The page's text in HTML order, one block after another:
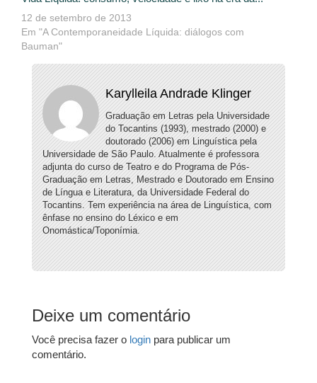
12 de setembro de 2013
Em "A Contemporaneidade Líquida: diálogos com
Bauman"
Karylleila Andrade Klinger
Graduação em Letras pela Universidade
do Tocantins (1993), mestrado (2000) e
doutorado (2006) em Linguística pela
Universidade de São Paulo. Atualmente é professora
adjunta do curso de Teatro e do Programa de Pós-
Graduação em Letras, Mestrado e Doutorado em Ensino
de Língua e Literatura, da Universidade Federal do
Tocantins. Tem experiência na área de Linguística, com
ênfase no ensino do Léxico e em
Onomástica/Toponímia.
Deixe um comentário
Você precisa fazer o login para publicar um
comentário.